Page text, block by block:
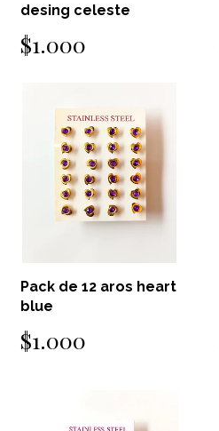
desing celeste
$1.000
Pack de 12 aros heart
blue
$1.000